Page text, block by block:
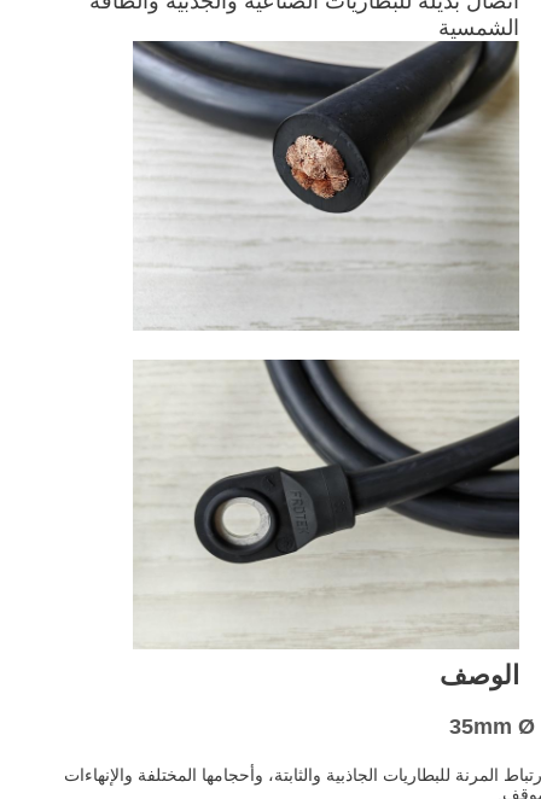
الشمسية
الوصف
المرنة للبطاريات الجاذبية والثابتة، وأحجامها المختلفة والإنهاءات
موقف.